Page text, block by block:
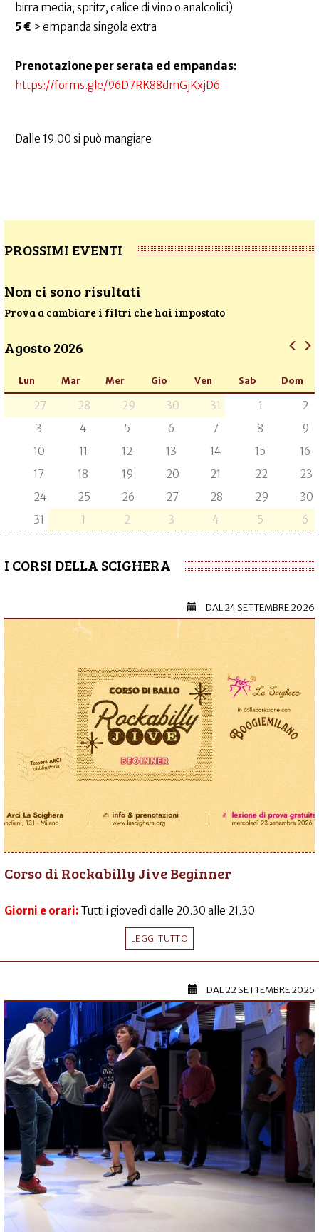
birra media, spritz, calice di vino o analcolici)
5 € > empanda singola extra
Prenotazione per serata ed empandas:
https://forms.gle/96D7RK88dmGjKxjD6
Dalle 19.00 si può mangiare
PROSSIMI EVENTI
Non ci sono risultati
Prova a cambiare i filtri che hai impostato
Agosto 2026
Lun Mar Mer Gio Ven Sab Dom
27 28 29 30 31 1
2
3
4 5 6 7 8
9
10
11 12 13 14 15
16
17
18 19 20 21 22
23
24
25 26 27 28 29
30
31
1 2 3 4 5 6
I CORSI DELLA SCIGHERA
DAL24 SETTEMBRE 2026
Corso di Rockabilly Jive Beginner
Giorni e orari: Tutti i giovedì dalle 20.30 alle 21.30
LEGGI TUTTO
DAL22 SETTEMBRE 2025